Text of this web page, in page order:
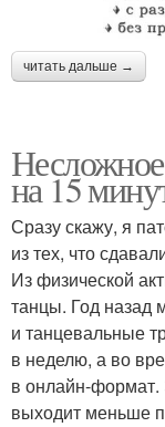
читать дальше →
на 15
Сразу скажу, я
из тех, что
Из физической
танцы. Год назад
и танцевальные
в неделю, а во
в онлайн-формат.
выходит меньше